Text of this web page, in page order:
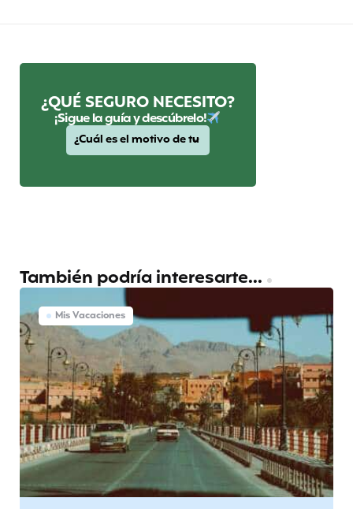
¿QUÉ SEGURO NECESITO?
¡Sigue la guía y descúbrelo!
También podría interesarte...
Mis Vacaciones